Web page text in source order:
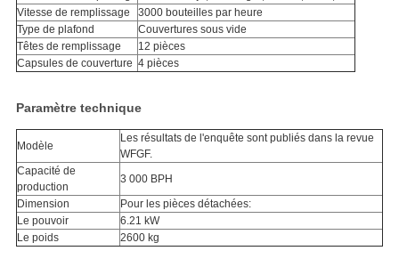
Vitesse de remplissage
3000 bouteilles par heure
Type de plafond
Couvertures sous vide
Têtes de remplissage
12 pièces
Capsules de couverture 4 pièces
Paramètre technique
Modèle
Les résultats de l'enquête sont publiés dans la revue
WFGF.
Capacité de
production
3 000 BPH
Dimension
Pour les pièces détachées:
Le pouvoir
6.21 kW
Le poids
2600 kg